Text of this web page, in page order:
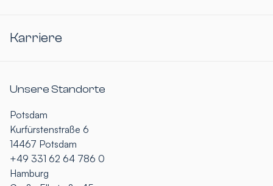
Karriere
Unsere Standorte
Potsdam
Kurfürstenstraße 6
14467 Potsdam
+49 331 62 64 786 0
Hamburg